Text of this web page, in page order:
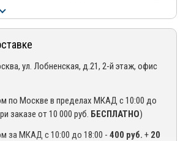
силиконовые демпферы между
высотой 13 мм;
в эксплуатации;
аксессуар.
технологиями и оборудованием,
бюро, отлаженной системой
специалистами высокого
выпускаются:
ул. Лобненская, д.21, 2-й этаж, офис
по Москве в пределах МКАД с 10:00 до
заказе от 10 000 руб. БЕСПЛАТНО)
за МКАД с 10:00 до 18:00 - 400 руб. + 20